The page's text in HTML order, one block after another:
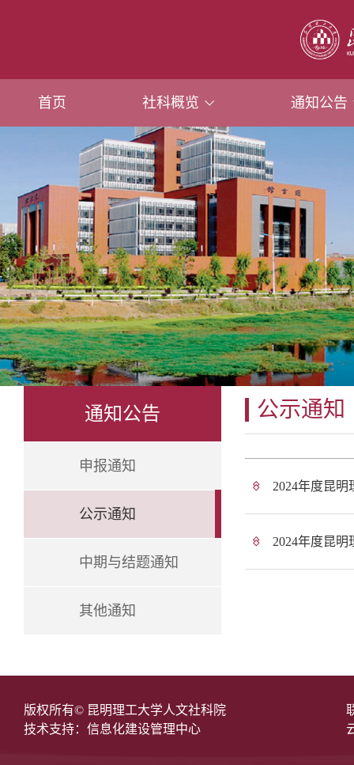
首页 社科概览 通知公告
通知公告
申报通知
公示通知
中期与结题通知
其他通知
公示通知
2024年度昆
2024年度昆
版权所有© 昆明理工大学人文社科院
技术支持：信息化建设管理中心